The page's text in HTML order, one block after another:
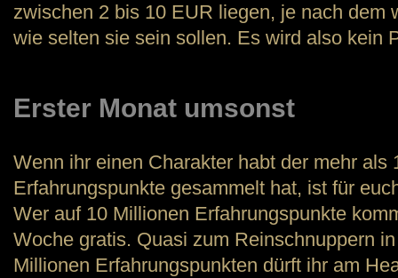
zwischen 2 bis 10 EUR liegen, je nach dem
wie selten sie sein sollen. Es wird also kein
Erster Monat umsonst
Wenn ihr einen Charakter habt der mehr als
Erfahrungspunkte gesammelt hat, ist für
Wer auf 10 Millionen Erfahrungspunkte
Woche gratis. Quasi zum Reinschnuppern
Millionen Erfahrungspunkten dürft ihr am